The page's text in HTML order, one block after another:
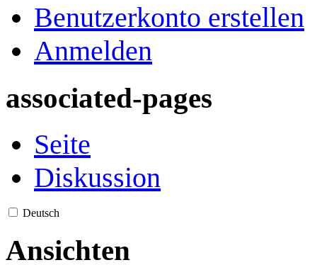
Benutzerkonto erstellen
Anmelden
associated-pages
Seite
Diskussion
Deutsch
Ansichten